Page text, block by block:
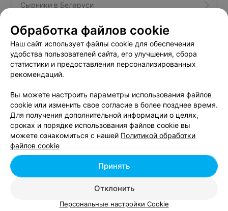
Сырники в Беларуси
Домашние колбаски в Беларуси
Сало в Беларуси
Добавить компанию
Обработка файлов cookie
Наш сайт использует файлы cookie для обеспечения
удобства пользователей сайта, его улучшения, сбора
статистики и предоставления персонализированных
рекомендаций.
Вы можете настроить параметры использования файлов
cookie или изменить свое согласие в более позднее время.
Для получения дополнительной информации о целях,
сроках и порядке использования файлов cookie вы
можете ознакомиться с нашей Политикой обработки
файлов cookie
Отклонить
Принять
Персональные настройки Cookie